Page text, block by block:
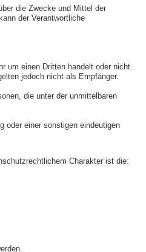
die Zwecke und Mittel der
der Verantwortliche
um einen Dritten handelt oder nicht.
jedoch nicht als Empfänger.
die unter der unmittelbaren
oder einer sonstigen eindeutigen
Charakter ist die: